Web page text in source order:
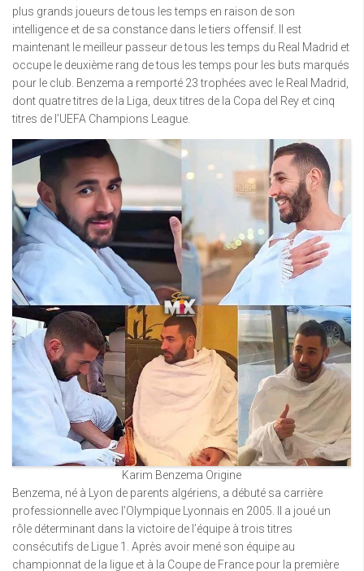
plus grands joueurs de tous les temps en raison de son
intelligence et de sa constance dans le tiers offensif. Il est
maintenant le meilleur passeur de tous les temps du Real Madrid et
occupe le deuxième rang de tous les temps pour les buts marqués
pour le club. Benzema a remporté 23 trophées avec le Real Madrid,
dont quatre titres de la Liga, deux titres de la Copa del Rey et cinq
titres de l’UEFA Champions League.
Karim Benzema Origine
Benzema, né à Lyon de parents algériens, a débuté sa carrière
professionnelle avec l’Olympique Lyonnais en 2005. Il a joué un
rôle déterminant dans la victoire de l’équipe à trois titres
consécutifs de Ligue 1. Après avoir mené son équipe au
championnat de la ligue et à la Coupe de France pour la première